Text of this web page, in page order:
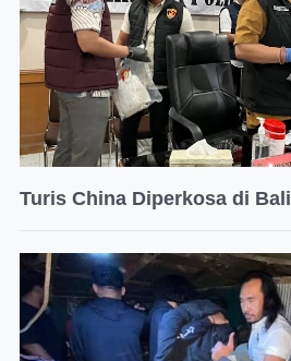
Turis China Diperkosa di Bali